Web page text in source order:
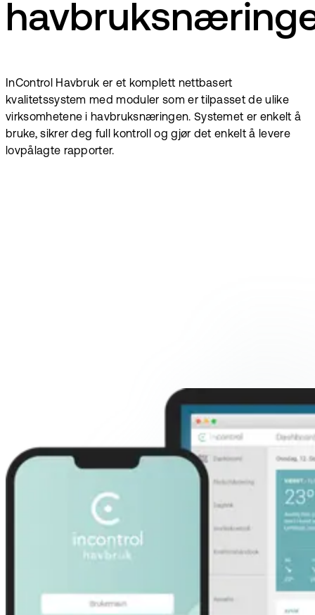
InControl Havbruk er et komplett nettbasert
kvalitetssystem med moduler som er tilpasset de ulike
virksomhetene i havbruksnæringen. Systemet er enkelt å
bruke, sikrer deg full kontroll og gjør det enkelt å levere
lovpålagte rapporter.